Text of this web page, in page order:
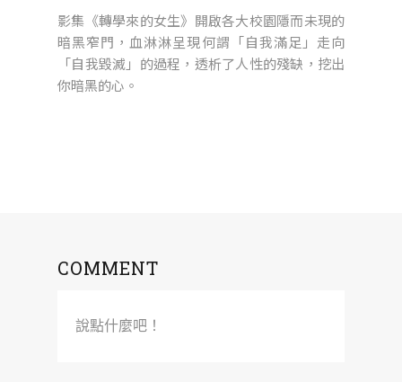
影集《轉學來的女生》開啟各大校園隱而未現的
暗黑窄門，血淋淋呈現何謂「自我滿足」走向
「自我毀滅」的過程，透析了人性的殘缺，挖出
你暗黑的心。
COMMENT
說點什麼吧！